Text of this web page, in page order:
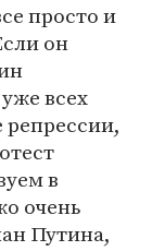
просто и
он
всех
репрессии,
в
очень
Путина,